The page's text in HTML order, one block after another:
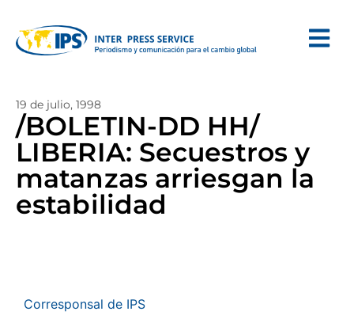
19 de julio, 1998
/BOLETIN-DD HH/
LIBERIA: Secuestros y
matanzas arriesgan la
estabilidad
Corresponsal de IPS